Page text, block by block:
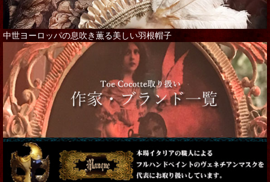
中世ヨーロッパの息吹き薫る美しい羽根帽子